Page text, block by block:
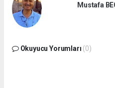
Mustafa
Okuyucu Yorumları (0)